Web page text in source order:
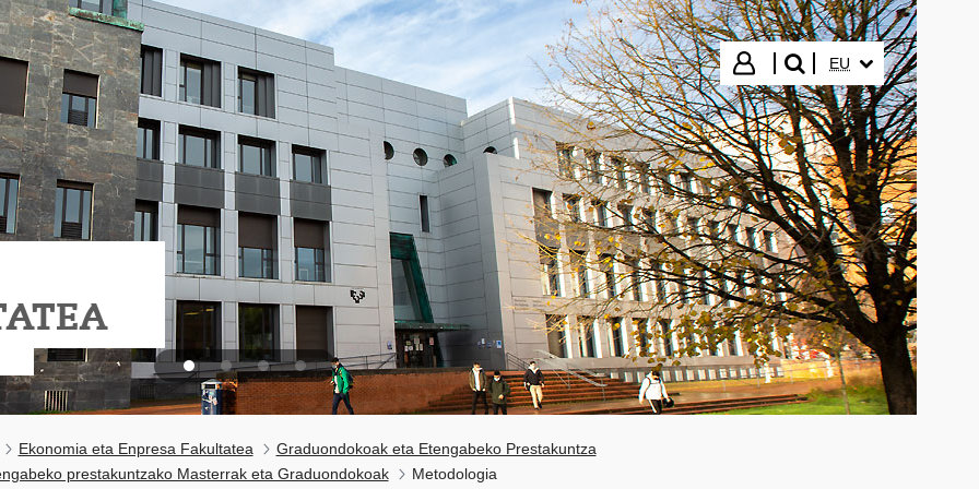
Hasi saioa
bilatu"
HIZKUNTZA
EU
Ekonomia eta Enpresa Fakultatea
Graduondokoak eta Etengabeko Prestakuntza
prestakuntzako Masterrak eta Graduondokoak
Metodologia